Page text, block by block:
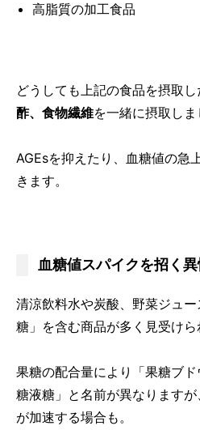
高脂質の加工食品
どうしても上記の食品を摂取し
酢、食物繊維を一緒に摂取しま
AGEsを抑えたり、血糖値の急
きます。
血糖値スパイクを招く異
清涼飲料水や炭酸、野菜ジュ
糖」を含む商品が多く見受けら
果糖の配合量により「果糖ブ
糖液糖」と名前が異なります
が加速する場合も。